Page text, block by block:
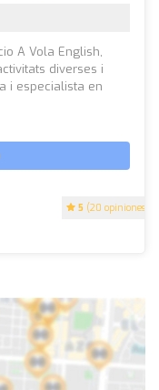
5 (20 opiniones)
A Vola English,
diverses i
i especialista en